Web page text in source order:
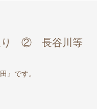
り ② 長谷川等
』です。